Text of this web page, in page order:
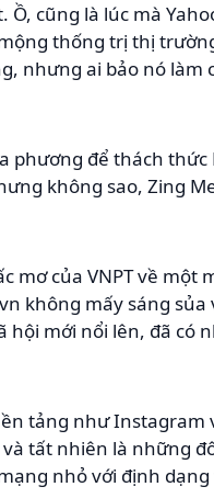
Ồ, cũng là lúc mà
thống trị thị
nhưng ai bảo nó
phương để thách
không sao, Zing
mơ của VNPT về một
không mấy sáng
hội mới nổi lên, đã có
tảng như
tất nhiên là những
nhỏ với định